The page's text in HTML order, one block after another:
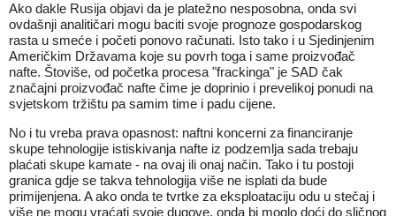
Ako dakle Rusija objavi da je platežno nesposobna, onda svi
ovdašnji analitičari mogu baciti svoje prognoze gospodarskog
rasta u smeće i početi ponovo računati. Isto tako i u Sjedinjenim
Američkim Državama koje su povrh toga i same proizvođač
nafte. Štoviše, od početka procesa "frackinga" je SAD čak
značajni proizvođač nafte čime je doprinio i prevelikoj ponudi na
svjetskom tržištu pa samim time i padu cijene.
No i tu vreba prava opasnost: naftni koncerni za financiranje
skupe tehnologije istiskivanja nafte iz podzemlja sada trebaju
plaćati skupe kamate - na ovaj ili onaj način. Tako i tu postoji
granica gdje se takva tehnologija više ne isplati da bude
primijenjena. A ako onda te tvrtke za eksploataciju odu u stečaj i
više ne mogu vraćati svoje dugove, onda bi moglo doći do sličnog